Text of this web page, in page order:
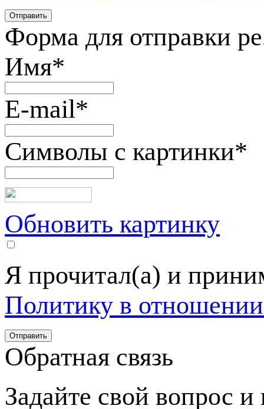
Форма для отправки
Имя*
E-mail*
Символы с картинки*
Обновить картинку
Я прочитал(а) и
Политику в
Обратная связь
Задайте свой вопрос